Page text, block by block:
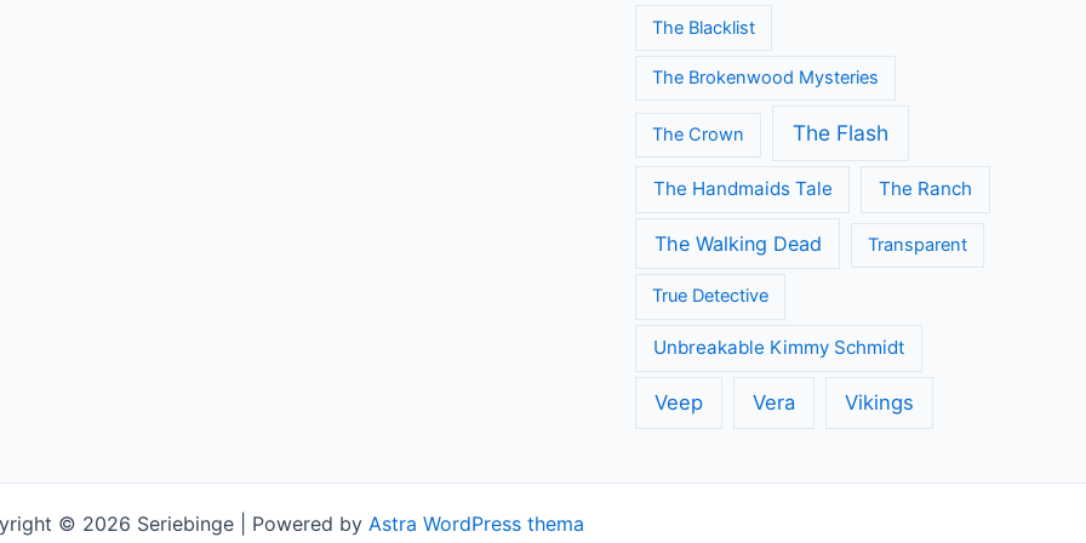
The Blacklist
The Brokenwood Mysteries
The Crown The Flash
The Handmaids Tale The Ranch
The Walking Dead Transparent
True Detective
Unbreakable Kimmy Schmidt
Veep Vera Vikings
© 2026 Seriebinge | Powered by Astra WordPress thema